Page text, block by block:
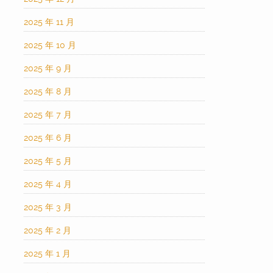
2025 年 11 月
2025 年 10 月
2025 年 9 月
2025 年 8 月
2025 年 7 月
2025 年 6 月
2025 年 5 月
2025 年 4 月
2025 年 3 月
2025 年 2 月
2025 年 1 月